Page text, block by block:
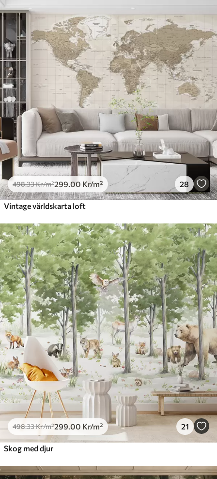
498.33Kr/m²299 .00 Kr/m² 28
Vintage världskarta loft
498.33Kr/m²299 .00 Kr/m² 21
Skog med djur